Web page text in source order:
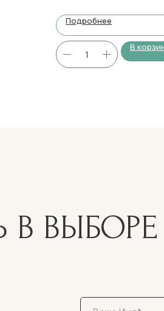
Подробнее
В
ВЫБОРЕ